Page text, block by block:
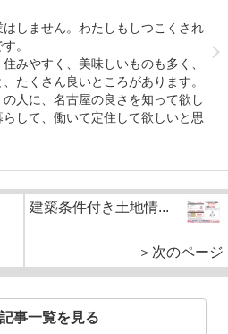
はしません。わたしもしつこくされ
。
みやすく、美味しいものも多く、
たくさん良いところがあります。
人に、名古屋の良さを知って欲し
らして、働いて定住して欲しいと思
建築条件付き土地情...
＞次のページ
事一覧を見る